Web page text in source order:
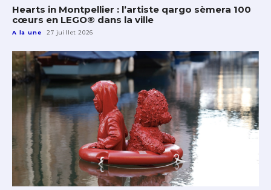
Hearts in Montpellier : l’artiste qargo sèmera 100
cœurs en LEGO® dans la ville
A la une 27 juillet 2026